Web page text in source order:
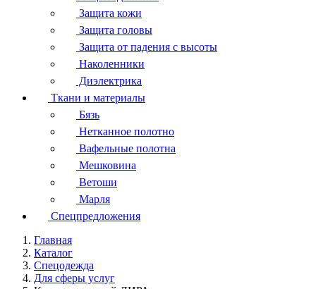
Защита кожи
Защита головы
Защита от падения с высоты
Наколенники
Диэлектрика
Ткани и материалы
Бязь
Нетканное полотно
Вафельные полотна
Мешковина
Ветоши
Марля
Спецпредложения
Главная
Каталог
Спецодежда
Для сферы услуг